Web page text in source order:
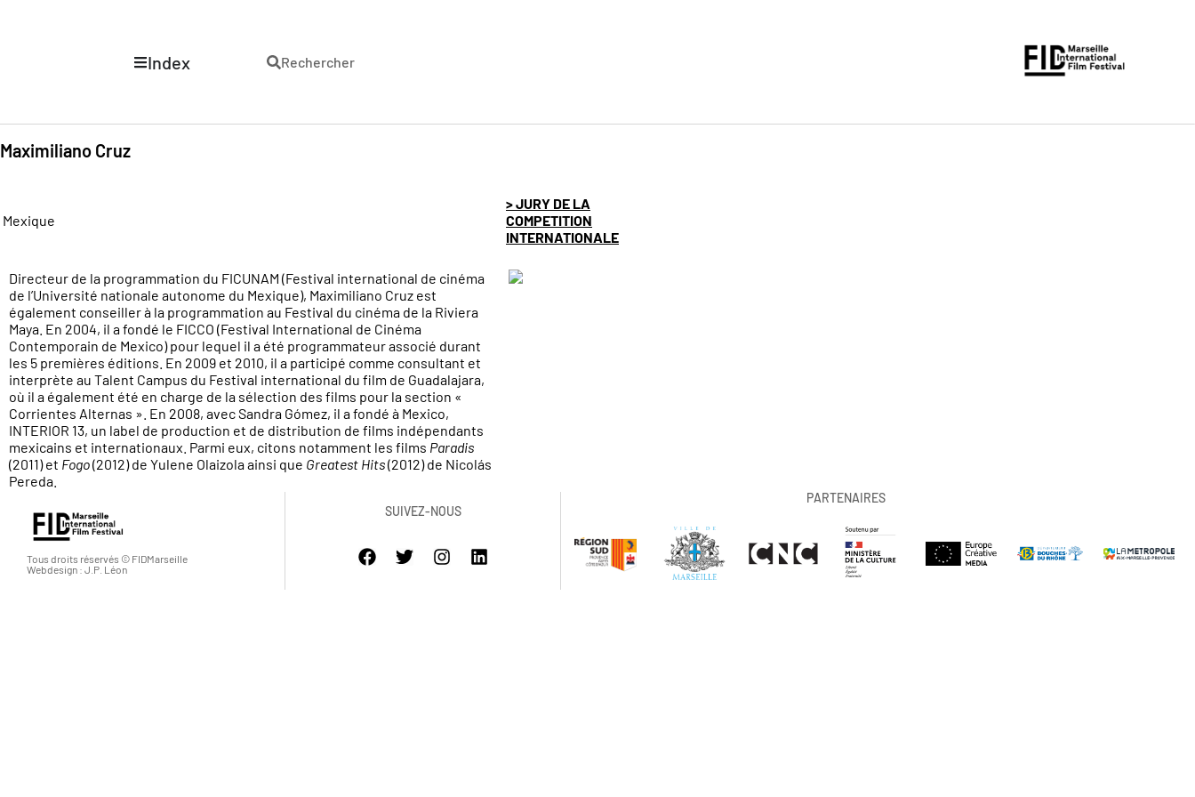
Rechercher
Index
Maximiliano Cruz
Mexique
> JURY DE LA
COMPETITION
INTERNATIONALE
Directeur de la programmation du FICUNAM (Festival international de cinéma
de l’Université nationale autonome du Mexique), Maximiliano Cruz est
également conseiller à la programmation au Festival du cinéma de la Riviera
Maya. En 2004, il a fondé le FICCO (Festival International de Cinéma
Contemporain de Mexico) pour lequel il a été programmateur associé durant
les 5 premières éditions. En 2009 et 2010, il a participé comme consultant et
interprète au Talent Campus du Festival international du film de Guadalajara,
où il a également été en charge de la sélection des films pour la section «
Corrientes Alternas ». En 2008, avec Sandra Gómez, il a fondé à Mexico,
INTERIOR 13, un label de production et de distribution de films indépendants
mexicains et internationaux. Parmi eux, citons notamment les films Paradis
(2011) et Fogo(2012) de Yulene Olaizola ainsi que Greatest Hits(2012) de Nicolás
Pereda.
Tous droits réservés © FIDMarseille
Webdesign : J.P. Léon
SUIVEZ-NOUS
PARTENAIRES